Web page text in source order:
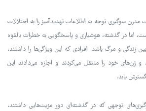
مدرن سوگیری توجه به اطلاعات تهدیدآمیز را به اختلالات
اما در گذشته، هوشیاری و پاسخگویی به خطرات بالقوه
زندگی و مرگ باشد. افرادی که این ویژگی‌ها را داشتند،
و ژن‌های خود را منتقل می‌کردند و اجازه می‌دادند این
یابد.
توجهی که در گذشته‌ای دور مزیت‌هایی داشتند،